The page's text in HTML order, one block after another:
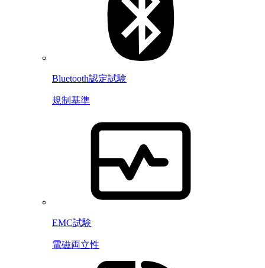
Bluetooth認定試験
規制基準
EMC試験
電磁両立性